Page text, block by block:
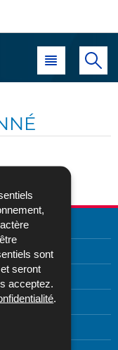
sont
seront
acceptez.
.
Menu principal